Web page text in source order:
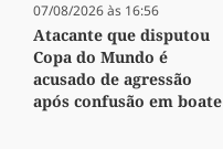
07/08/2026 às 16:56
Atacante que disputou
Copa do Mundo é
acusado de agressão
após confusão em boate